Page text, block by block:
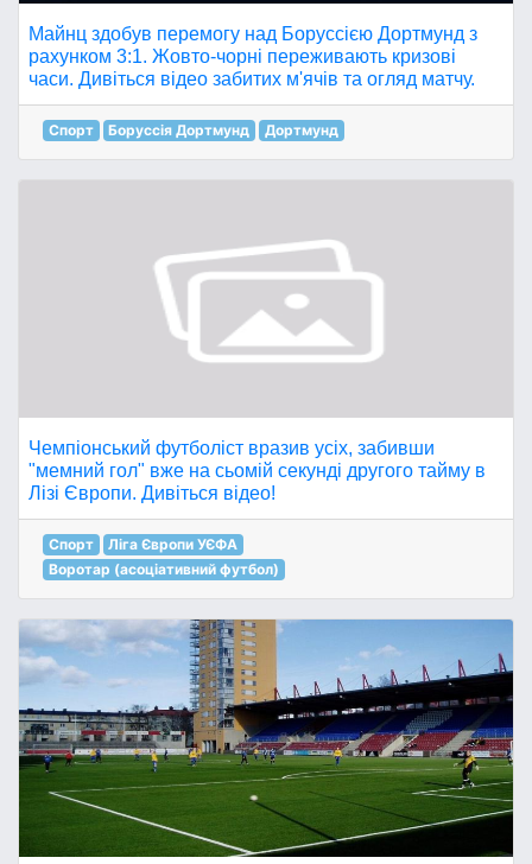
Майнц здобув перемогу над Боруссією Дортмунд з
рахунком 3:1. Жовто-чорні переживають кризові
часи. Дивіться відео забитих м'ячів та огляд матчу.
Спорт Боруссія Дортмунд Дортмунд
Чемпіонський футболіст вразив усіх, забивши
"мемний гол" вже на сьомій секунді другого тайму в
Лізі Європи. Дивіться відео!
Спорт
Ліга Європи УЄФА
Воротар (асоціативний футбол)